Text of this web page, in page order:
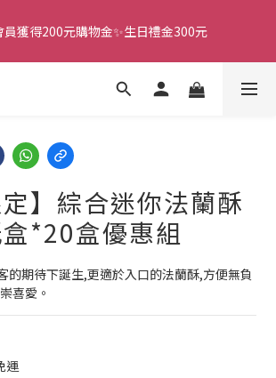
全館滿千免運
員獲得200元購物金✨生日禮金300元
定】綜合迷你法蘭酥
*20盒優惠組
的期待下誕生,更適於入口的法蘭酥,方便無負
喜愛。
運